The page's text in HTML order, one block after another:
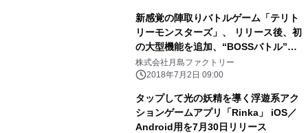
新感覚の陣取りバトルゲーム「テリト
リーモンスターズ」、 リリース後、初
の大型機能を追加、“BOSSバトル”を
アップデートします。 “BOSSバト
ル”はマルチプレイ＋自動マッチング
撃滅する協力バトルです。
株式会社月島ファクトリー
2018年7月2日 09:00
タップして光の妖精を導く浮遊系アク
ションゲームアプリ「Rinka」 iOS／
Android用を7月30日リリース